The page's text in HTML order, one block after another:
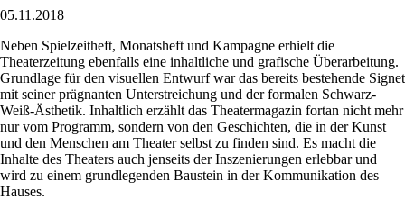
05.11.2018
Neben Spielzeitheft, Monatsheft und Kampagne erhielt die
Theaterzeitung ebenfalls eine inhaltliche und grafische Überarbeitung.
Grundlage für den visuellen Entwurf war das bereits bestehende Signet
mit seiner prägnanten Unterstreichung und der formalen Schwarz-
Weiß-Ästhetik. Inhaltlich erzählt das Theatermagazin fortan nicht mehr
nur vom Programm, sondern von den Geschichten, die in der Kunst
und den Menschen am Theater selbst zu finden sind. Es macht die
Inhalte des Theaters auch jenseits der Inszenierungen erlebbar und
wird zu einem grundlegenden Baustein in der Kommunikation des
Hauses.